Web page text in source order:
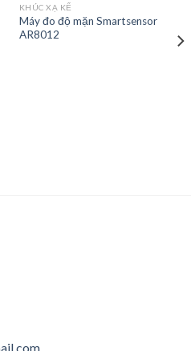
Add to
KHÚC XẠ KẾ
Máy đo độ mặn Smartsensor
AR8012